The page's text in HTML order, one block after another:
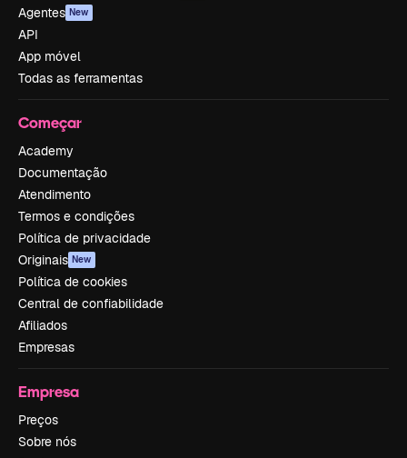
Agentes New
API
App móvel
Todas as ferramentas
Começar
Academy
Documentação
Atendimento
Termos e condições
Política de privacidade
Originais New
Política de cookies
Central de confiabilidade
Afiliados
Empresas
Empresa
Preços
Sobre nós